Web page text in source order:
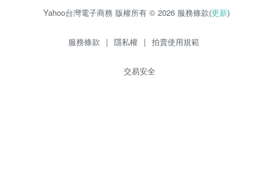
Yahoo台灣電子商務 版權所有 © 2026 服務條款(更新)
服務條款 | 隱私權 | 拍賣使用規範
交易安全